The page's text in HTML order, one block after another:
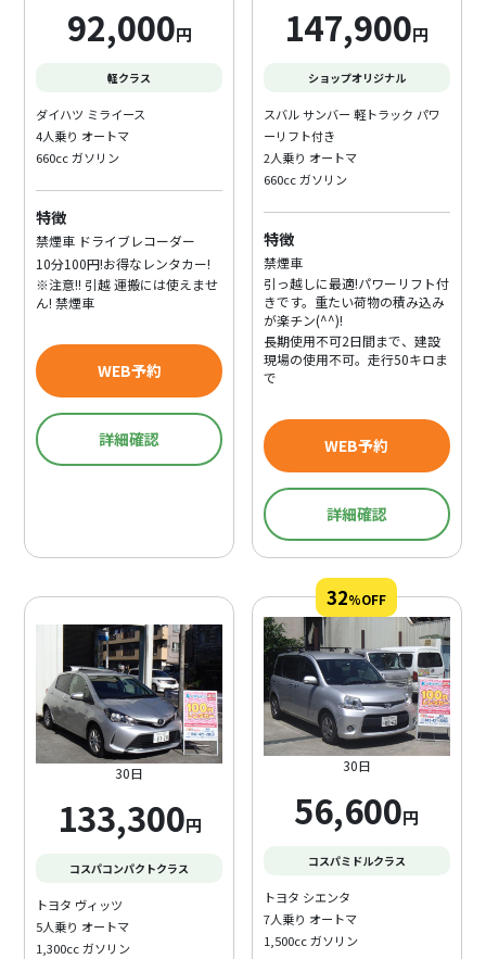
92,000円
軽クラス
ダイハツ ミライース
4人乗り オートマ
660cc ガソリン
特徴
禁煙車 ドライブレコーダー
10分100円!お得なレンタカー!
※注意!! 引越 運搬には使えませ
ん! 禁煙車
WEB予約
詳細確認
147,900円
ショップオリジナル
スバル サンバー 軽トラック パワ
ーリフト付き
2人乗り オートマ
660cc ガソリン
特徴
禁煙車
引っ越しに最適!パワーリフト付
きです。重たい荷物の積み込み
が楽チン(^^)!
長期使用不可2日間まで、建設
現場の使用不可。走行50キロま
で
WEB予約
詳細確認
30日
133,300円
コスパコンパクトクラス
トヨタ ヴィッツ
5人乗り オートマ
1,300cc ガソリン
32%OFF
30日
56,600円
コスパミドルクラス
トヨタ シエンタ
7人乗り オートマ
1,500cc ガソリン